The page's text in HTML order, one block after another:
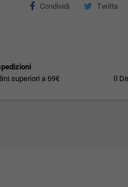
Condividi Twitta
superiori a 69€
Il